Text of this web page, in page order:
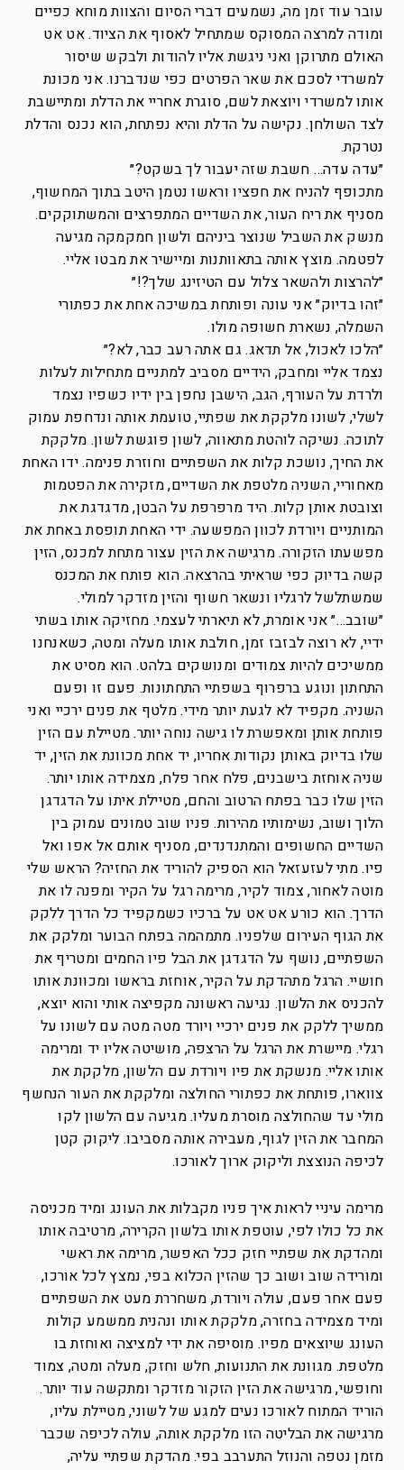
עובר עוד זמן מה, נשמעים דברי הסיום והצוות מוחא כפיים
ומודה למרצה המסוקס שמתחיל לאסוף את הציוד. אט אט
האולם מתרוקן ואני ניגשת אליו להודות ולבקש שיסור
למשרדי לסכם את שאר הפרטים כפי שנדברנו. אני מכונת
אותו למשרדי ויוצאת לשם, סוגרת אחריי את הדלת ומתיישבת
לצד השולחן. נקישה על הדלת והיא נפתחת, הוא נכנס והדלת
נטרקת.
״עדה עדה… חשבת שזה יעבור לך בשקט?״
מתכופף להניח את חפציו וראשו נטמן היטב בתוך המחשוף,
מסניף את ריח העור, את השדיים המתפרצים והמשתוקקים.
מנשק את השביל שנוצר ביניהם ולשון חמקמקה מגיעה
לפטמה. מוצץ אותה בתאוותנות ומיישיר את מבטו אליי.
״להרצות ולהשאר צלול עם הטיזינג שלך?!״
״זהו בדיוק״ אני עונה ופותחת במשיכה אחת את כפתורי
השמלה, נשארת חשופה מולו.
״הלכו לאכול, אל תדאג. גם אתה רעב כבר, לא?״
נצמד אליי ומחבק, הידיים מסביב למתניים מתחילות לעלות
ולרדת על העורף, הגב, הישבן נחפן בין ידיו כשפיו נצמד
לשלי, לשונו מלקקת את שפתיי, טועמת אותה ונדחפת עמוק
לתוכה. נשיקה לוהטת מתאווה, לשון פוגשת לשון. מלקקת
את החיך, נושכת קלות את השפתיים וחוזרת פנימה. ידו האחת
מאחוריי, השניה מלטפת את השדיים, מזקירה את הפטמות
וצובטת אותן קלות. היד מרפרפת על הבטן, מדגדגת את
המותניים ויורדת לכוון המפשעה. ידי האחת תופסת באחת את
מפשעתו הזקורה. מרגישה את הזין עצור מתחת למכנס, הזין
קשה בדיוק כפי שראיתי בהרצאה. הוא פותח את המכנס
שמשתלשל לרגליו ונשאר חשוף והזין מזדקר למולי.
״שובב…״ אני אומרת, לא תיארתי לעצמי. מחזיקה אותו בשתי
ידיי, לא רוצה לבזבז זמן, חולבת אותו מעלה ומטה, כשאנחנו
ממשיכים להיות צמודים ומנושקים בלהט. הוא מסיט את
התחתון ונוגע ברפרוף בשפתיי התחתונות. פעם זו ופעם
השניה. מקפיד לא לגעת יותר מידי. מלטף את פנים ירכיי ואני
פותחת אותן ומאפשרת לו גישה נוחה יותר. מטיילת עם הזין
שלו בדיוק באותן נקודות אחריו, יד אחת מכוונת את הזין, יד
שניה אוחזת בישבנים, פלח אחר פלח, מצמידה אותו יותר.
הזין שלו כבר בפתח הרטוב והחם, מטיילת איתו על הדגדגן
הלוך ושוב, נשימותיו מהירות. פניו שוב טמונים עמוק בין
השדיים החשופים והמתנדנדים, מסניף אותם אל אפו ואל
פיו. מתי לעזעזאל הוא הספיק להוריד את החזיה? הראש שלי
מוטה לאחור, צמוד לקיר, מרימה רגל על הקיר ומפנה לו את
הדרך. הוא כורע אט אט על ברכיו כשמקפיד כל הדרך ללקק
את הגוף העירום שלפניו. מתמהמה בפתח הבוער ומלקק את
השפתיים, נושף על הדגדגן את הבל פיו החמים ומטריף את
חושיי. הרגל מתהדקת על הקיר, אוחזת בראשו ומכוונת אותו
להכניס את הלשון. נגיעה ראשונה מקפיצה אותי והוא יוצא,
ממשיך ללקק את פנים ירכיי ויורד מטה מטה עם לשונו על
רגלי. מיישרת את הרגל על הרצפה, מושיטה אליו יד ומרימה
אותו אליי. מנשקת את פיו ויורדת עם הלשון, מלקקת את
צווארו, פותחת את כפתורי החולצה ומלקקת את העור הנחשף
מולי עד שהחולצה מוסרת מעליו. מגיעה עם הלשון לקו
המחבר את הזין לגוף, מעבירה אותה מסביבו. ליקוק קטן
לכיפה הנוצצת וליקוק ארוך לאורכו.
מרימה עיניי לראות איך פניו מקבלות את העונג ומיד מכניסה
את כל כולו לפי, עוטפת אותו בלשון הקרירה, מרטיבה אותו
ומהדקת את שפתיי חזק ככל האפשר, מרימה את ראשי
ומורידה שוב ושוב כך שהזין הכלוא בפי, נמצץ לכל אורכו,
פעם אחר פעם, עולה ויורדת, משחררת מעט את השפתיים
ומיד מצמידה בחזרה, מלקקת אותו ונהנית ממשמע קולות
העונג שיוצאים מפיו. מוסיפה את ידי למציצה ואוחזת בו
מלטפת. מגוונת את התנועות, חלש וחזק, מעלה ומטה, צמוד
וחופשי, מרגישה את הזין הזקור מזדקר ומתקשה עוד יותר.
הוריד המתוח לאורכו נעים למגע של לשוני, מטיילת עליו,
מרגישה את הבליטה הזו מלקקת אותה, עולה לכיפה שכבר
מזמן נטפה והנוזל התערבב בפי. מהדקת שפתיי עליה,